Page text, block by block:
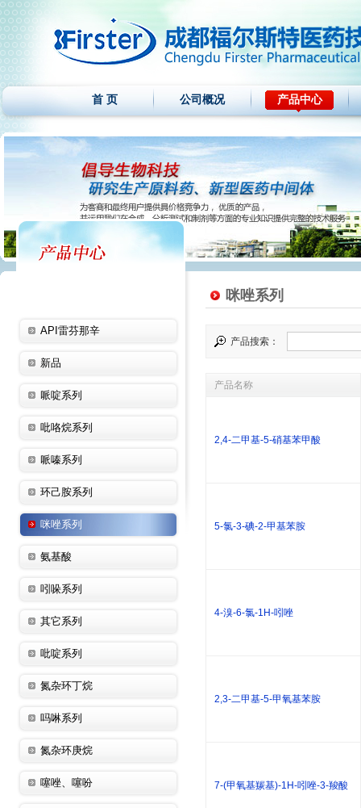
首 页 公司概况 产品中心
API雷芬那辛
新品
哌啶系列
吡咯烷系列
哌嗪系列
环己胺系列
咪唑系列
氨基酸
吲哚系列
其它系列
吡啶系列
氮杂环丁烷
吗啉系列
氮杂环庚烷
噻唑、噻吩
咪唑系列
产品搜索：
产品名称
2,4-二甲基-5-硝基苯甲酸
5-氯-3-碘-2-甲基苯胺
4-溴-6-氯-1H-吲唑
2,3-二甲基-5-甲氧基苯胺
7-(甲氧基羰基)-1H-吲唑-3-羧酸